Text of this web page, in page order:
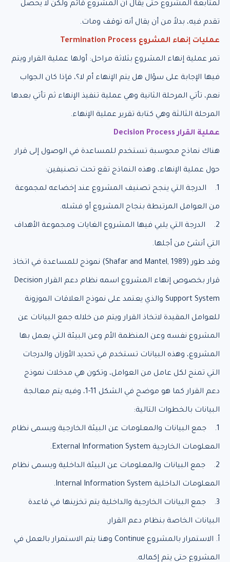
لمتابعة المشروع حتى يقال أن المشروع قائم ولكن لا يحصل
تقدم فيه، بدلاً من أن يقال أنه توقف ومات.
عمليات إنهاء المشروع Termination Process
تمر عملية إنهاء المشروع بثلاثة مراحل: أولها عملية القرار ويتم
فيها الإجابة على سؤال هل يتم الإنهاء أم لا؟، فإذا كان الجواب
نعم، تأتي المرحلة الثانية وهي عملية تنفيذ الإنهاء ثم تأتي بعدها
المرحلة الثالثة وهي كتابة تقرير عملية الإنهاء.
عملية القرار Decision Process
هناك نماذج محوسبة تستخدم للمساعدة في الوصول إلى قرار
حول عملية الإنهاء، وهذه النماذج تقع تحت تصنيفين:
1. الدرجة التي ينجح تصنيف المشروع عند إخضاعه لمجموعة
من العوامل المرتبطة بنجاح المشروع أو فشله.
2. الدرجة التي يلبي فيها المشروع الغايات ومجموعة الأهداف
التي أنشئ من أجلها.
وقد طور (Shafar and Mantel, 1989) نموذج للمساعدة في اتخاذ
قرار بخصوص إنهاء المشروع اسمه نظام دعم القرار Decision
Support System والذي يعتمد على نموذج العلاقات الموزونة
للعوامل المقيدة لاتخاذ القرار ويتم من خلاله جمع البيانات عن
المشروع نفسه وعن المنظمة الأم وعن البيئة التي يعمل بها
المشروع، وهذه البيانات تستخدم في تحديد الأوزان والدرجات
التي تمنح لكل عامل من العوامل، وتكون هي مدخلات نموذج
دعم القرار كما هو موضح في الشكل 11-1، وفيه يتم معالجة
البيانات بالخطوات التالية:
1. جمع البيانات والمعلومات عن البيئة الخارجية ويسمى نظام
المعلومات الخارجية External Information System.
2. جمع البيانات والمعلومات عن البيئة الداخلية ويسمى نظام
المعلومات الداخلية Internal Information System.
3. جمع البيانات الخارجية والداخلية يتم تخزينها في قاعدة
البيانات الخاصة بنظام دعم القرار.
أ. الاستمرار بالمشروع Continue وهنا يتم الاستمرار بالعمل في
المشروع حتى يتم إكماله.